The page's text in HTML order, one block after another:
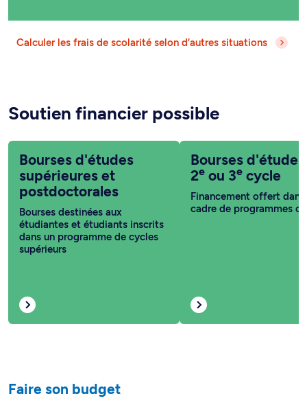
Calculer les frais de scolarité selon d’autres situations
Soutien financier possible
Bourses d'études
supérieures et
postdoctorales
Bourses destinées aux
étudiantes et étudiants inscrits
dans un programme de cycles
supérieurs
Bourses
2e ou 3e cycle
Financement offert dans
cadre de programmes
Faire son budget